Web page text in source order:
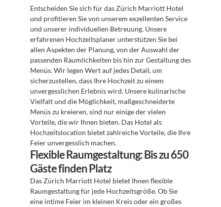
Entscheiden Sie sich für das Zürich Marriott Hotel
und profitieren Sie von unserem exzellenten Service
und unserer individuellen Betreuung. Unsere
erfahrenen Hochzeitsplaner unterstützen Sie bei
allen Aspekten der Planung, von der Auswahl der
passenden Räumlichkeiten bis hin zur Gestaltung des
Menüs. Wir legen Wert auf jedes Detail, um
sicherzustellen, dass Ihre Hochzeit zu einem
unvergesslichen Erlebnis wird. Unsere kulinarische
Vielfalt und die Möglichkeit, maßgeschneiderte
Menüs zu kreieren, sind nur einige der vielen
Vorteile, die wir Ihnen bieten. Das Hotel als
Hochzeitslocation bietet zahlreiche Vorteile, die Ihre
Feier unvergesslich machen.
Flexible Raumgestaltung: Bis zu 650
Gäste finden Platz
Das Zürich Marriott Hotel bietet Ihnen flexible
Raumgestaltung für jede Hochzeitsgröße. Ob Sie
eine intime Feier im kleinen Kreis oder ein großes